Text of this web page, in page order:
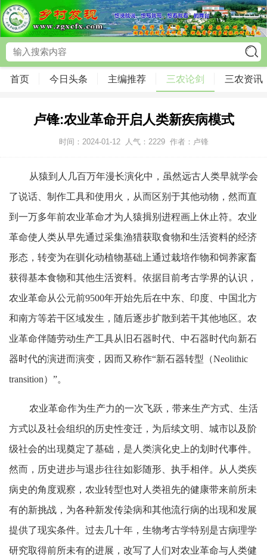
首页 今日头条 主编推荐 三农论剑 三农资讯
卢锋:农业革命开启人类新疾病模式
时间：2024-01-12 人气： 2229 作者：卢锋
从猿到人几百万年漫长演化中，虽然远古人类早就学会
了说话、制作工具和使用火，从而区别于其他动物，然而直
到一万多年前农业革命才为人猿揖别进程画上休止符。农业
革命使人类从早先通过采集渔猎获取食物和生活资料的经济
形态，转变为在驯化动植物基础上通过栽培作物和饲养家畜
获得基本食物和其他生活资料。依据目前考古学界的认识，
农业革命从公元前9500年开始先后在中东、印度、中国北方
和南方等若干区域发生，随后逐步扩散到若干其他地区。农
业革命伴随劳动生产工具从旧石器时代、中石器时代向新石
器时代的演进而演变，因而又称作“新石器转型（Neolithic
transition）”。
农业革命作为生产力的一次飞跃，带来生产方式、生活
方式以及社会组织的历史性变迁，为后续文明、城市以及阶
级社会的出现奠定了基础，是人类演化史上的划时代事件。
然而，历史进步与退步往往如影随形、执手相伴。从人类疾
病史的角度观察，农业转型也对人类祖先的健康带来前所未
有的新挑战，为各种新发传染病和其他流行病的出现和发展
提供了现实条件。过去几十年，生物考古学特别是古病理学
研究取得前所未有的进展，改写了人们对农业革命与人类健